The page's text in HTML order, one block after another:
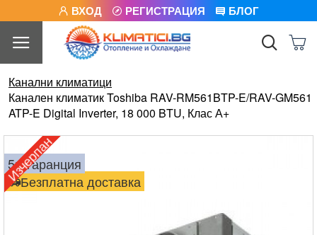
ВХОД РЕГИСТРАЦИЯ БЛОГ
Канални климатици
Канален климатик Toshiba RAV-RM561BTP-E/RAV-GM561
ATP-E Digital Inverter, 18 000 BTU, Клас А+
Безплатна доставка
5г. гаранция
Изчерпан